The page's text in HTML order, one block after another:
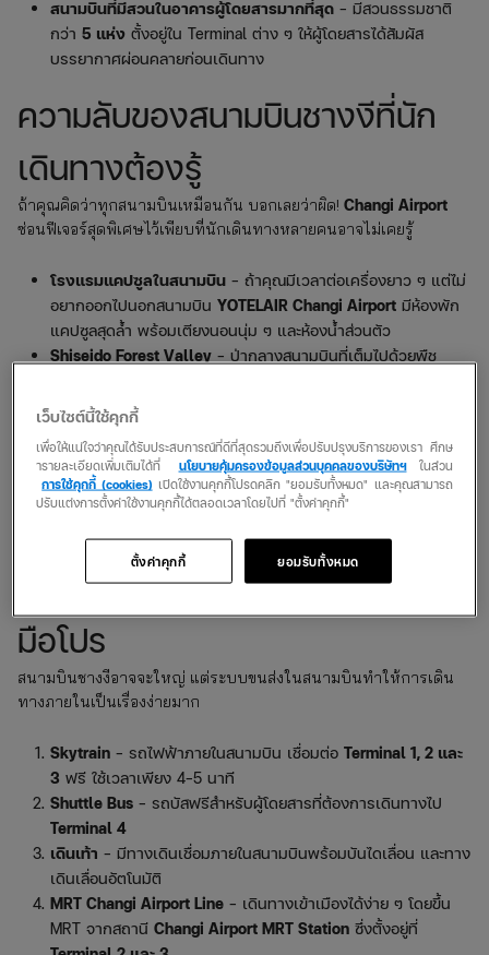
สนามบินที่มีสวนในอาคารผู้โดยสารมากที่สุด – มีสวนธรรมชาติ
กว่า 5 แห่ง ตั้งอยู่ใน Terminal ต่าง ๆ ให้ผู้โดยสารได้สัมผัส
บรรยากาศผ่อนคลายก่อนเดินทาง
ความลับของสนามบินชางงีที่นัก
เดินทางต้องรู้
ถ้าคุณคิดว่าทุกสนามบินเหมือนกัน บอกเลยว่าผิด! Changi Airport
ซ่อนฟีเจอร์สุดพิเศษไว้เพียบที่นักเดินทางหลายคนอาจไม่เคยรู้
โรงแรมแคปซูลในสนามบิน – ถ้าคุณมีเวลาต่อเครื่องยาว ๆ แต่ไม่
อยากออกไปนอกสนามบิน YOTELAIR Changi Airport มีห้องพัก
แคปซูลสุดล้ำ พร้อมเตียงนอนนุ่ม ๆ และห้องน้ำส่วนตัว
Shiseido Forest Valley – ป่ากลางสนามบินที่เต็มไปด้วยพืช
สระว่ายน้ำบนดาดฟ้า
ไปว่ายน้ำพร้อมชมวิวรันเวย์ได้
สนามบินเดียวที่มีโรงภาพยนตร์ฟรี 24 ชั่วโมง– โรงหนังใน
Terminal 2 และ 3เปิดให้ผู้โดยสารดูหนังฟรี ไม่มีค่าใช้จ่าย
Slide @ T3– กระดานลื่นในสนามบินที่สูงที่สุดในโลก ตั้งอยู่ที่
วิธีเดินทางในสนามบินชางงีแบบ
มือโปร
สนามบินชางงีอาจจะใหญ่ แต่ระบบขนส่งในสนามบินทำให้การเดิน
ทางภายในเป็นเรื่องง่ายมาก
Skytrain – รถไฟฟ้าภายในสนามบิน เชื่อมต่อ Terminal 1, 2 และ
3 ฟรี ใช้เวลาเพียง 4-5 นาที
Shuttle Bus – รถบัสฟรีสำหรับผู้โดยสารที่ต้องการเดินทางไป
Terminal 4
เดินเท้า – มีทางเดินเชื่อมภายในสนามบินพร้อมบันไดเลื่อน และทาง
เดินเลื่อนอัตโนมัติ
MRT Changi Airport Line – เดินทางเข้าเมืองได้ง่าย ๆ โดยขึ้น
MRT จากสถานี Changi Airport MRT Station ซึ่งตั้งอยู่ที่
เว็บไซต์นี้ใช้คุกกี้
เพื่อให้แน่ใจว่าคุณได้รับประสบการณ์ที่ดีที่สุดรวมถึงเพื่อปรับปรุงบริการของเรา ศึกษ
ารายละเอียดเพิ่มเติมได้ที่
นโยบายคุ้มครองข้อมูลส่วนบุคคลของบริษัทฯในส่วน
การใช้คุกกี้ (cookies) เปิดใช้งานคุกกี้โปรดคลิก "ยอมรับทั้งหมด" และคุณสามารถ
ปรับแต่งการตั้งค่าใช้งานคุกกี้ได้ตลอดเวลาโดยไปที่ "ตั้งค่าคุกกี้"
ยอมรับทั้งหมด
ตั้งค่าคุกกี้